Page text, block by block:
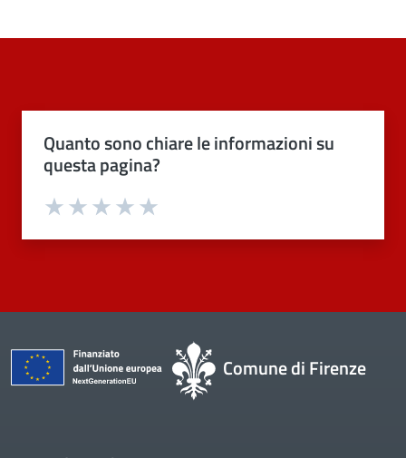
Quanto sono chiare le informazioni su
questa pagina?
Valuta 4 stelle su 5
Valuta 3 stelle su 5
Valuta 2 stelle su 5
Valuta 1 stelle su 5
Comune di Firenze